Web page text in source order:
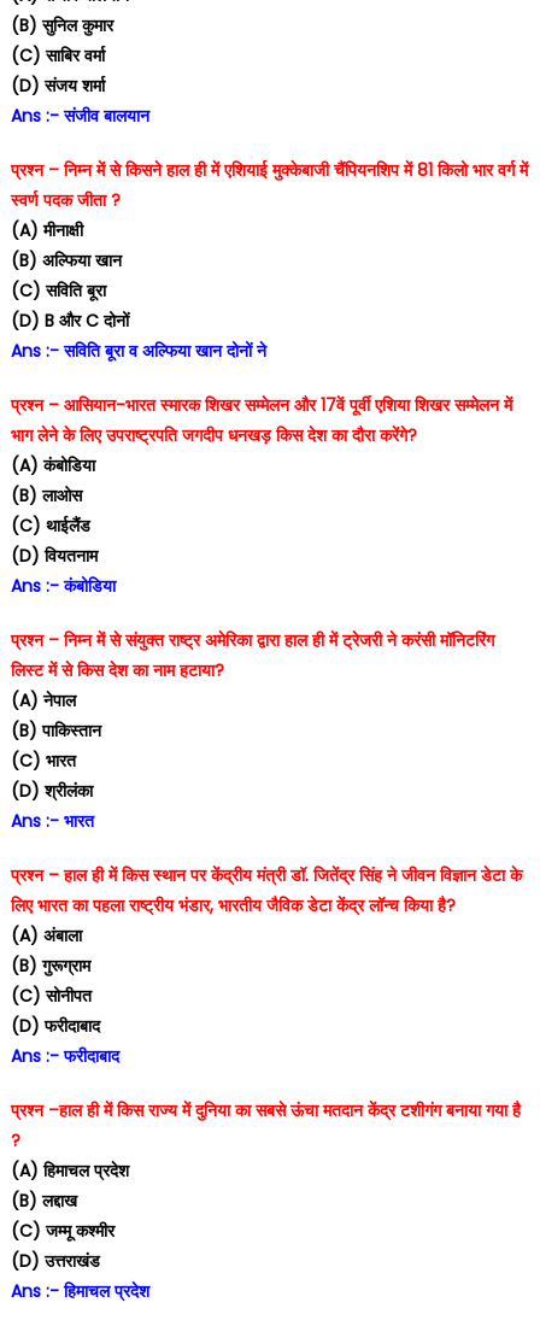
(B) सुनिल कुमार
(C) साबिर वर्मा
(D) संजय शर्मा
Ans :- संजीव बालयान
प्रश्न – निम्न में से किसने हाल ही में एशियाई मुक्केबाजी चैंपियनशिप में 81 किलो भार वर्ग में
स्वर्ण पदक जीता ?
(A) मीनाक्षी
(B) अल्फिया खान
(C) सविति बूरा
(D) B और C दोनों
Ans :- सविति बूरा व अल्फिया खान दोनों ने
प्रश्न – आसियान-भारत स्मारक शिखर सम्मेलन और 17वें पूर्वी एशिया शिखर सम्मेलन में
भाग लेने के लिए उपराष्ट्रपति जगदीप धनखड़ किस देश का दौरा करेंगे?
(A) कंबोडिया
(B) लाओस
(C) थाईलैंड
(D) वियतनाम
Ans :- कंबोडिया
प्रश्न – निम्न में से संयुक्त राष्ट्र अमेरिका द्वारा हाल ही में ट्रेजरी ने करंसी मॉनिटरिंग
लिस्ट में से किस देश का नाम हटाया?
(A) नेपाल
(B) पाकिस्तान
(C) भारत
(D) श्रीलंका
Ans :- भारत
प्रश्न – हाल ही में किस स्थान पर केंद्रीय मंत्री डॉ. जितेंद्र सिंह ने जीवन विज्ञान डेटा के
लिए भारत का पहला राष्ट्रीय भंडार, भारतीय जैविक डेटा केंद्र लॉन्च किया है?
(A) अंबाला
(B) गुरूग्राम
(C) सोनीपत
(D) फरीदाबाद
Ans :- फरीदाबाद
प्रश्न –हाल ही में किस राज्य में दुनिया का सबसे ऊंचा मतदान केंद्र टशीगंग बनाया गया है
?
(A) हिमाचल प्रदेश
(B) लद्दाख
(C) जम्मू कश्मीर
(D) उत्तराखंड
Ans :- हिमाचल प्रदेश